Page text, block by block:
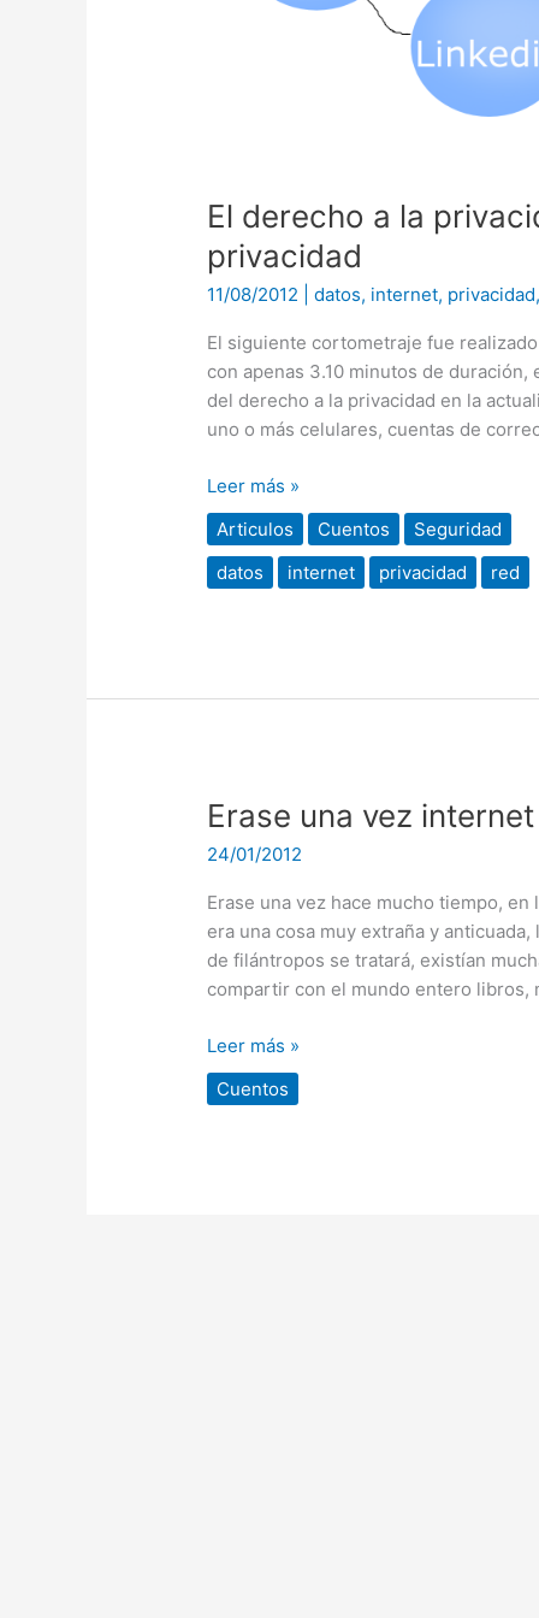
El derecho a la
privacidad
11/08/2012 |datos, internet, privacidad,
El siguiente cortometraje fue
con apenas 3.10 minutos de
del derecho a la privacidad en la
uno o más celulares, cuentas de
Leer más »
Articulos
Cuentos
Seguridad
datos
internet privacidad red
Erase una vez
24/01/2012
Erase una vez hace mucho tiempo,
era una cosa muy extraña y
de filántropos se tratará, existían
compartir con el mundo entero libros,
Erase
vez
internet
–
Post
de
futuro
cercano
Leer más »
Cuentos